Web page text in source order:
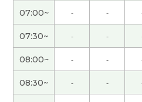
谢谢老师！新年快乐 下次
谢谢老师！ 这节课也很开心
同上。谢谢。 ( 40代 女性 )
07:00~ - -
07:30~ - -
08:00~ - -
08:30~ - -